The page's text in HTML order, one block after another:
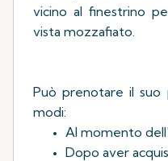
vicino al finestrino
vista mozzafiato.
Può prenotare il
modi:
Al momento
Dopo aver